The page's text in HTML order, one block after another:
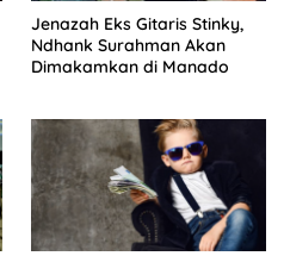
Jenazah Eks Gitaris Stinky,
Ndhank Surahman Akan
Dimakamkan di Manado